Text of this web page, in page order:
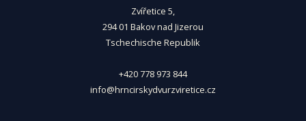
Zvířetice 5,
294 01 Bakov nad Jizerou
Tschechische Republik
+420 778 973 844
info@hrncirskydvurzviretice.cz